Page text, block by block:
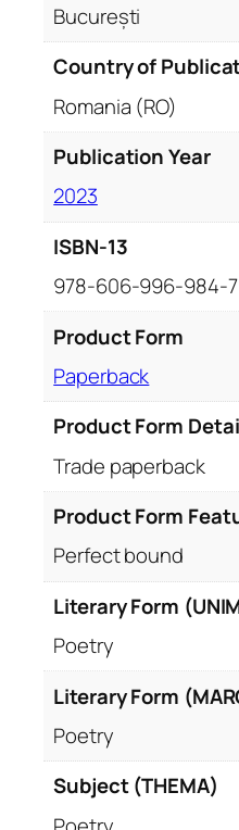
București
Country of
Romania (RO)
Publication Year
2023
ISBN-13
978-606-996-984-7
Product Form
Paperback
Product Form
Trade paperback
Product Form
Perfect bound
Literary Form
Poetry
Literary Form
Poetry
Subject (THEMA)